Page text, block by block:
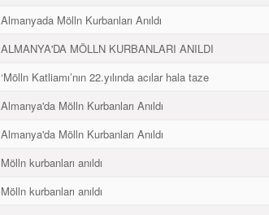
Almanyada Mölln Kurbanları Anıldı
ALMANYA'DA MÖLLN KURBANLARI ANILDI
‘Mölln Katliamı’nın 22.yılında acılar hala taze
Almanya'da Mölln Kurbanları Anıldı
Almanya'da Mölln Kurbanları Anıldı
Mölln kurbanları anıldı
Mölln kurbanları anıldı